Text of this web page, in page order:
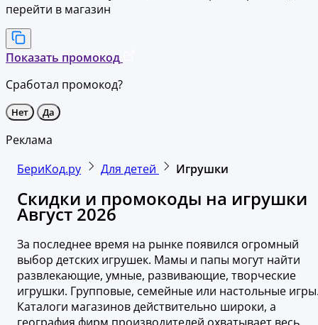
перейти в магазин
Показать промокод
Сработал промокод?
Нет Да
Реклама
БериКод.ру
Для детей Игрушки
Скидки и промокоды на игрушки
Август 2026
За последнее время на рынке появился огромный
выбор детских игрушек. Мамы и папы могут найти
развлекающие, умные, развивающие, творческие
игрушки. Групповые, семейные или настольные
Каталоги магазинов действительно широки, а